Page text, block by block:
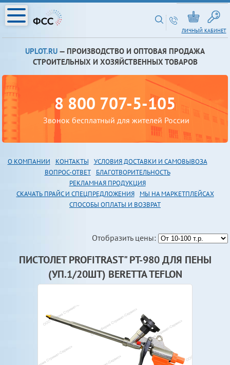
ЛИЧНЫЙ КАБИНЕТ
UPLOT.RU — ПРОИЗВОДСТВО И ОПТОВАЯ ПРОДАЖА
СТРОИТЕЛЬНЫХ И ХОЗЯЙСТВЕННЫХ ТОВАРОВ
8 800 707-5-105
Звонок бесплатный для жителей России
О КОМПАНИИ КОНТАКТЫ
УСЛОВИЯ ДОСТАВКИ И САМОВЫВОЗА
ВОПРОС-ОТВЕТ
БЛАГОТВОРИТЕЛЬНОСТЬ
РЕКЛАМНАЯ ПРОДУКЦИЯ
СКАЧАТЬ ПРАЙС И СПЕЦПРЕДЛОЖЕНИЯ
МЫ НА МАРКЕТПЛЕЙСАХ
СПОСОБЫ ОПЛАТЫ И ВОЗВРАТ
Отобразить цены:
ПИСТОЛЕТ PROFITRAST" PT-980 ДЛЯ ПЕНЫ
(УП.1/20ШТ) BERETTA TEFLON